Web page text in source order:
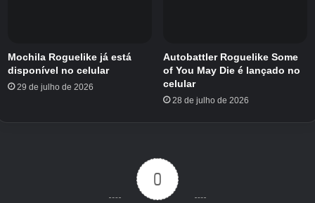
número do “Festival Amatsuyu (Wistaria)”
coletado na Árvore de Celebração no “Festival
Garden” em My World, você pode obter a “Flor
com limite de aniversário e vários itens que
Mochila Roguelike já está
disponível no celular
29 de julho de 2026
Autobattler Roguelike Some
of You May Die é lançado no
celular
28 de julho de 2026
0